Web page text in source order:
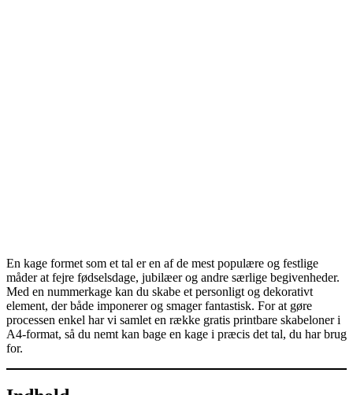
En kage formet som et tal er en af de mest populære og festlige
måder at fejre fødselsdage, jubilæer og andre særlige begivenheder.
Med en nummerkage kan du skabe et personligt og dekorativt
element, der både imponerer og smager fantastisk. For at gøre
processen enkel har vi samlet en række gratis printbare skabeloner i
A4‑format, så du nemt kan bage en kage i præcis det tal, du har brug
for.